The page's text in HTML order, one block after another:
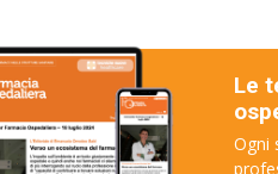
Le
Ogni